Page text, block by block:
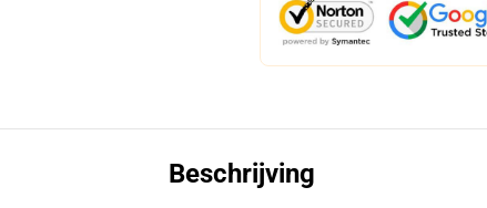
Beschrijving